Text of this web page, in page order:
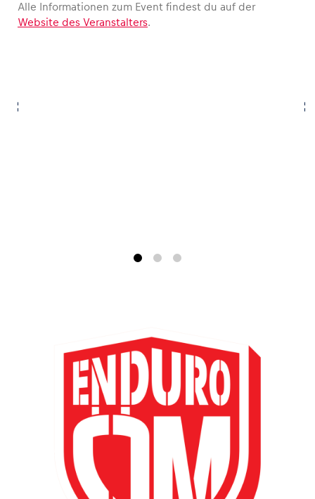
Seiten
Business
Alle anzeigen
Alle Informationen zum Event findest du auf der
Website des Veranstalters.